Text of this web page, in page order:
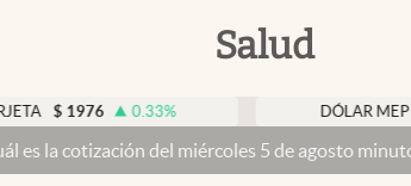
Salud
0.33% DÓLAR MEP $ 1518,45
del miércoles 5 de agosto minuto a minuto